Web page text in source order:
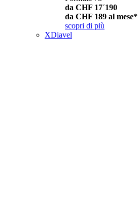
da CHF 17´190
da CHF 189 al mese*
scopri di più
XDiavel